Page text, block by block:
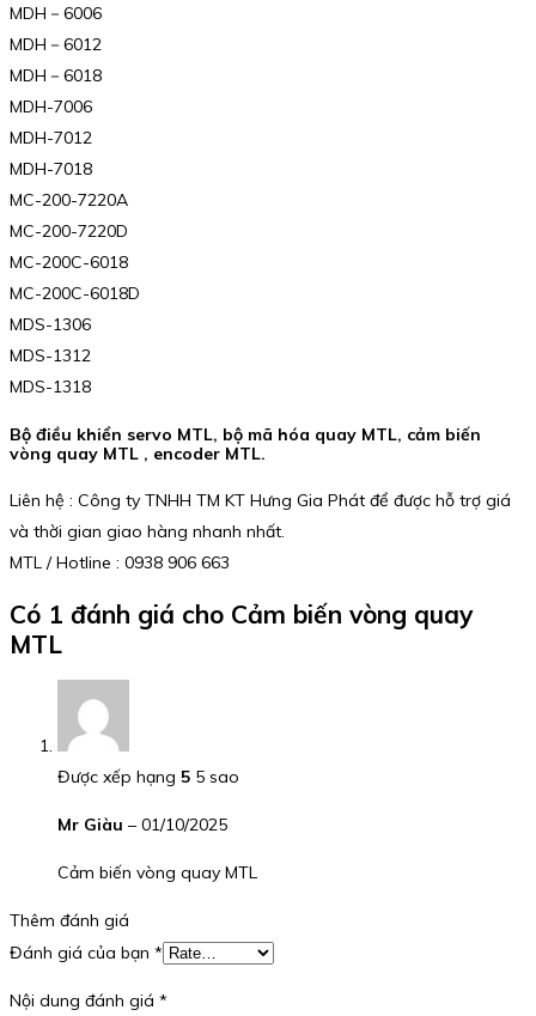
MDH－6006
MDH－6012
MDH－6018
MDH-7006
MDH-7012
MDH-7018
MC-200-7220A
MC-200-7220D
MC-200C-6018
MC-200C-6018D
MDS-1306
MDS-1312
MDS-1318
Bộ điều khiển servo MTL, bộ mã hóa quay MTL, cảm biến
vòng quay MTL , encoder MTL.
Liên hệ : Công ty TNHH TM KT Hưng Gia Phát để được hỗ trợ giá
và thời gian giao hàng nhanh nhất.
MTL / Hotline : 0938 906 663
Có 1 đánh giá cho Cảm biến vòng quay
MTL
Được xếp hạng 5 5 sao
Mr Giàu – 01/10/2025
Cảm biến vòng quay MTL
Thêm đánh giá
Đánh giá của bạn *
Nội dung đánh giá *